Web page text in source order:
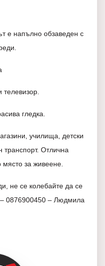
е напълно обзаведен с
гледка.
училища, детски
транспорт. Отлична
за живеене.
не се колебайте да се
0876900450 – Людмила